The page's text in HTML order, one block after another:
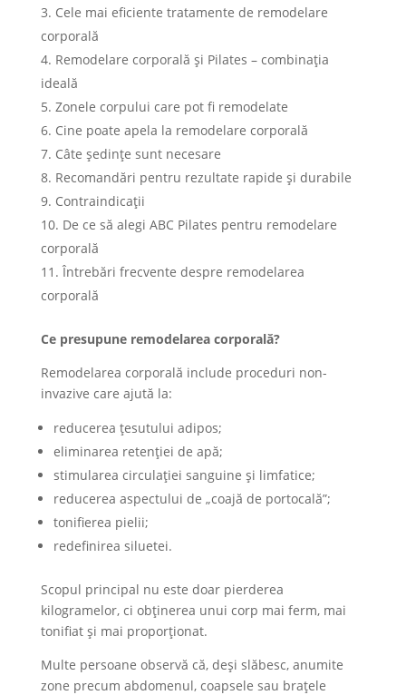
Cele mai eficiente tratamente de remodelare
corporală
Remodelare corporală și Pilates – combinația
ideală
Zonele corpului care pot fi remodelate
Cine poate apela la remodelare corporală
Câte ședințe sunt necesare
Recomandări pentru rezultate rapide și durabile
Contraindicații
De ce să alegi ABC Pilates pentru remodelare
corporală
Întrebări frecvente despre remodelarea
corporală
Ce presupune remodelarea corporală?
Remodelarea corporală include proceduri non-
invazive care ajută la:
reducerea țesutului adipos;
eliminarea retenției de apă;
stimularea circulației sanguine și limfatice;
reducerea aspectului de „coajă de portocală”;
tonifierea pielii;
redefinirea siluetei.
Scopul principal nu este doar pierderea
kilogramelor, ci obținerea unui corp mai ferm, mai
tonifiat și mai proporționat.
Multe persoane observă că, deși slăbesc, anumite
zone precum abdomenul, coapsele sau brațele